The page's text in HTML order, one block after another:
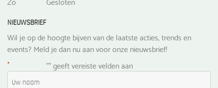
NIEUWSBRIEF
Wil je op de hoogte bijven van de laatste acties, trends en
events? Meld je dan nu aan voor onze nieuwsbrief!
"
* " geeft vereiste velden aan